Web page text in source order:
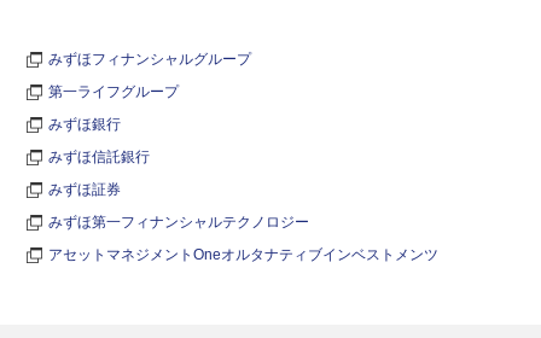
みずほフィナンシャルグループ
第一ライフグループ
みずほ銀行
みずほ信託銀行
みずほ証券
みずほ第一フィナンシャルテクノロジー
アセットマネジメントOneオルタナティブインベストメンツ